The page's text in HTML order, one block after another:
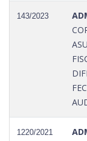
143/2023
1220/2021